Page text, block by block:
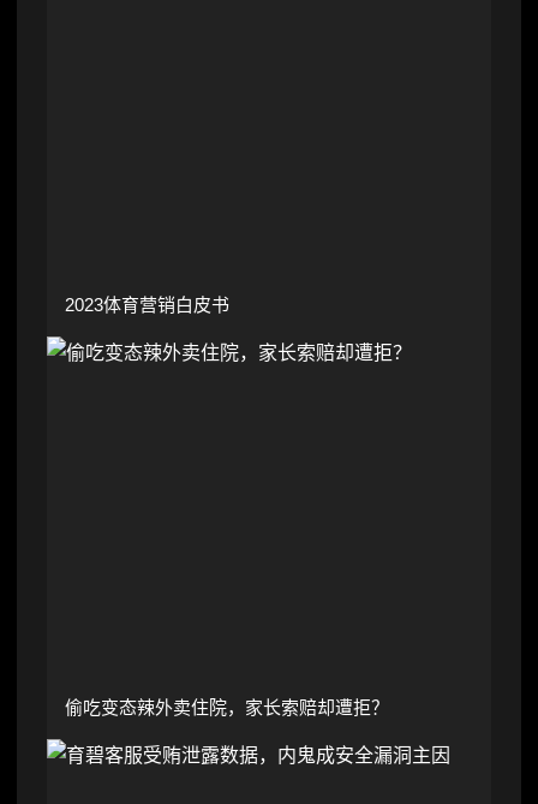
2023体育营销白皮书
偷吃变态辣外卖住院，家长索赔却遭拒？